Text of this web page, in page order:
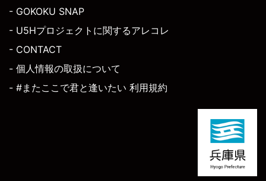
- GOKOKU SNAP
- U5Hプロジェクトに関するアレコレ
- CONTACT
- 個人情報の取扱について
- #またここで君と逢いたい 利用規約